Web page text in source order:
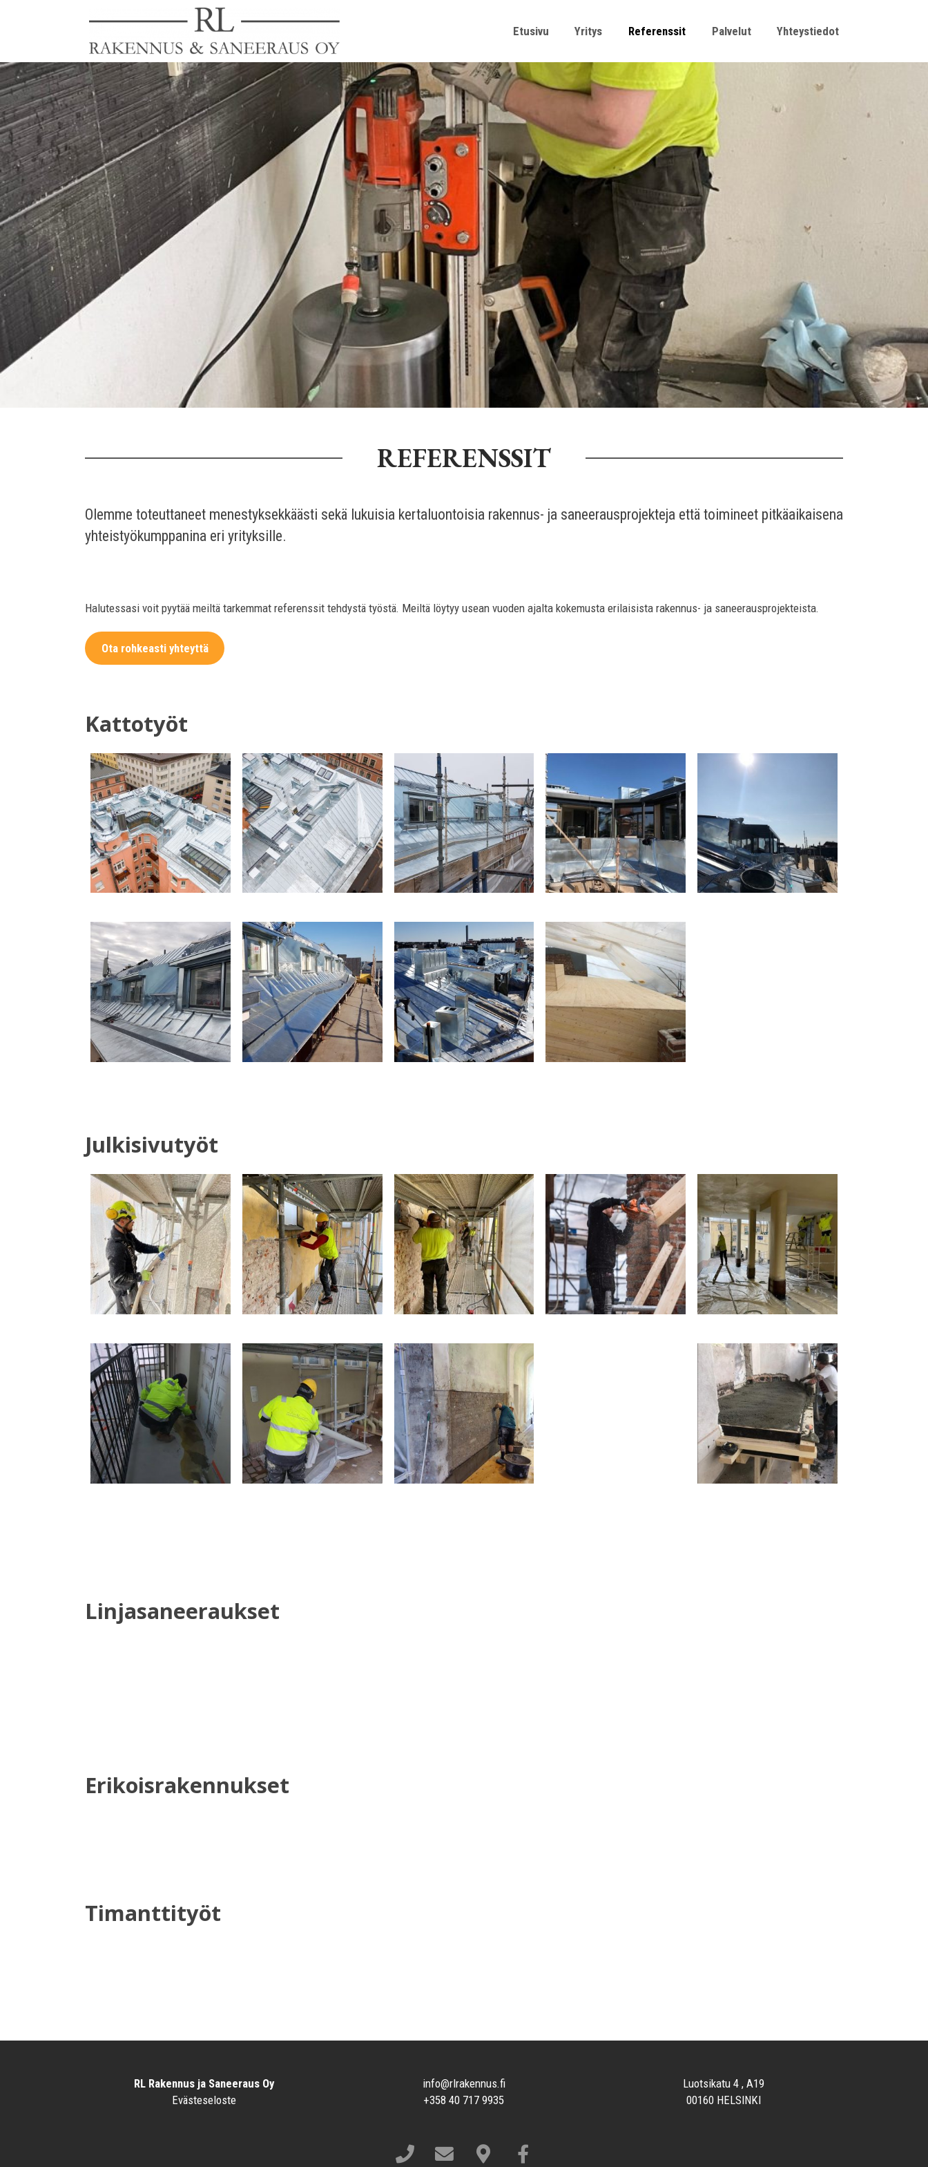
Etusivu Yritys Referenssit Palvelut Yhteystiedot
REFERENSSIT
Olemme toteuttaneet menestyksekkäästi sekä lukuisia kertaluontoisia rakennus- ja saneerausprojekteja että toimineet pitkäaikaisena
yhteistyökumppanina eri yrityksille.
Halutessasi voit pyytää meiltä tarkemmat referenssit tehdystä työstä. Meiltä löytyy usean vuoden ajalta kokemusta erilaisista rakennus- ja saneerausprojekteista.
Ota rohkeasti yhteyttä
Kattotyöt
Julkisivutyöt
Linjasaneeraukset
Erikoisrakennukset
Timanttityöt
RL Rakennus ja Saneeraus Oy
Evästeseloste
info@rlrakennus.fi
+358 40 717 9935
Luotsikatu 4 , A19
00160 HELSINKI